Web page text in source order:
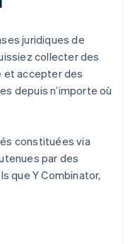
juridiques de
collecter des
et accepter des
depuis n’importe où
constituées via
par des
que Y Combinator,